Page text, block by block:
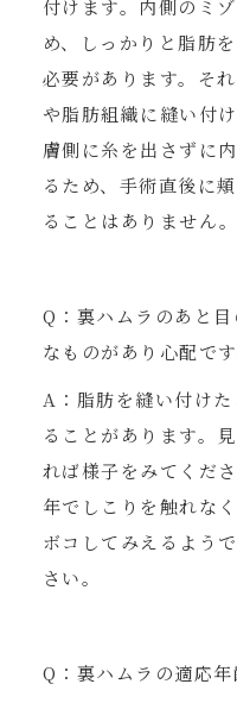
付けます。内側のミ
め、しっかりと脂肪
必要があります。そ
や脂肪組織に縫い付
膚側に糸を出さずに
るため、手術直後に
ることはありません。
Q：裏ハムラのあと
なものがあり心配です
A：脂肪を縫い付け
ることがあります。
れば様子をみてくだ
年でしこりを触れな
ボコしてみえるよう
さい。
Q：裏ハムラの適応